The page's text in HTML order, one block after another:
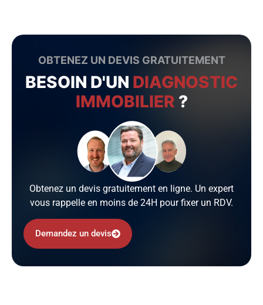
OBTENEZ UN DEVIS GRATUITEMENT
BESOIN D'UN DIAGNOSTIC
IMMOBILIER ?
Obtenez un devis gratuitement en ligne. Un expert
vous rappelle en moins de 24H pour fixer un RDV.
Demandez un devis